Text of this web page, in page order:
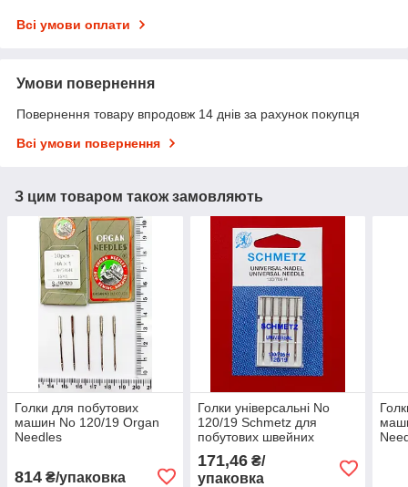
Всі умови оплати
Умови повернення
Повернення товару впродовж 14 днів за рахунок покупця
Всі умови повернення
З цим товаром також замовляють
Голки для побутових
машин No 120/19 Organ
Needles
814 ₴/упаковка
Голки універсальні No
120/19 Schmetz для
побутових швейних
171,46₴/
упаковка